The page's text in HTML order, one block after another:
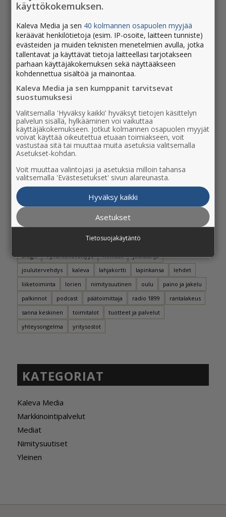
Groupilta
3.1.2024 - 15:56
Koillissanomat ja Rantalakeus valittiin
vuoden parhaiksi paikallismedioiksi, Uusi
Rovaniemi voitti kaupunkilehtien sarjan
17.11.2023 - 09:18
Lapin Kansan uudeksi päätoimittajaksi on
valittu Sauli Pahkasalo, 42
26.9.2023 - 10:36
AVAINSANAT
blogit hyväntekeväisyys ihmiset
joululahja
joulutervehdys
kaleva lahjakortti lapinkansa
lehdet
liiketoiminta
lorien nimitysuutinen oulu
paino ja jakelu
palkinnot
podcast päätoimittaja radio 1899
rantalakeus
sanna keskinen
toimitalot
tuotteet ja palvelut
yhteysongelma
yritysostot
KATEGORIAT
Kaleva Media
Markkinointipalvelut
Mediat
Nimitysuutiset
Yleinen
käyttökokemuksen.
Kaleva Media ja sen 40 kolmannen osapuolen myyjää
keräävät henkilötietoja (esim. IP-osoite, laitteen tunniste)
evästeiden ja muiden teknisten menetelmien avulla, jotka
tallentavat ja käyttävät tietoja laitteellasi tarjotakseen
parhaan käyttäjäkokemuksen sekä näyttääkseen
kohdennettua sisältöä ja mainontaa.
Kaleva Media ja sen kumppanit tarvitsevat
suostumuksesi
Valitsemalla 'Hyväksy kaikki' hyväksyt tietojen käsittelyn
palvelun sisällä, hylkääminen voi vaikuttaa
käyttäjäkokemukseen. Jotkut kolmannen osapuolen myyjät
voivat käyttää oikeutettua etuaan toimiakseen, voit
vastustaa sitä tai muuttaa muita asetuksia valitsemalla
Asetukset-kohdan.
Voit muuttaa valintojasi ja asetuksia milloin tahansa
valitsemalla 'Evästesetukset' sivun alareunasta.
Hyväksy kaikki
Asetukset
Tietosuojakäytäntö